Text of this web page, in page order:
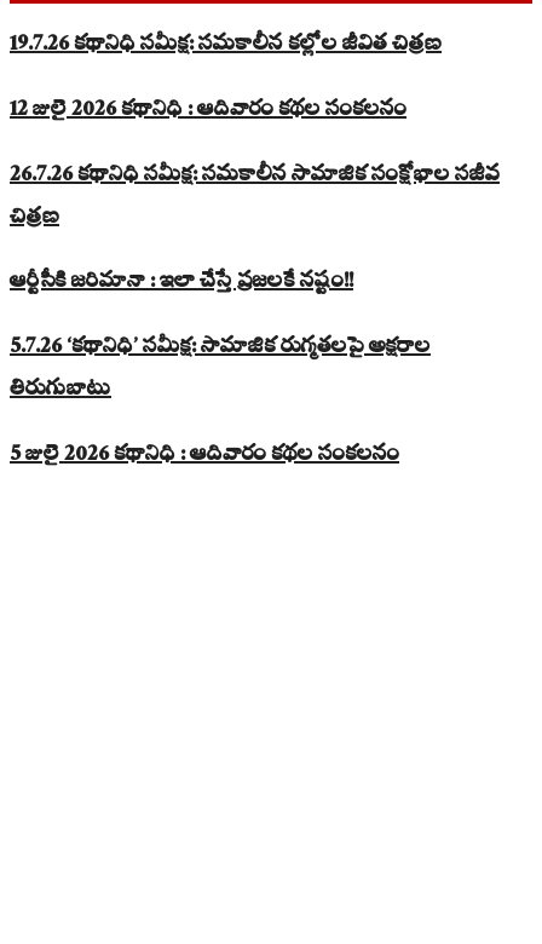
19.7.26 కథానిధి సమీక్ష: సమకాలీన కల్లోల జీవిత చిత్రణ
12 జులై 2026 కథానిధి : ఆదివారం కథల సంకలనం
26.7.26 కథానిధి సమీక్ష: సమకాలీన సామాజిక సంక్షోభాల సజీవ
చిత్రణ
ఆర్టీసీకి జరిమానా : ఇలా చేస్తే ప్రజలకే నష్టం!!
5.7.26 ‘కథానిధి’ సమీక్ష: సామాజిక రుగ్మతలపై అక్షరాల
తిరుగుబాటు
5 జులై 2026 కథానిధి : ఆదివారం కథల సంకలనం